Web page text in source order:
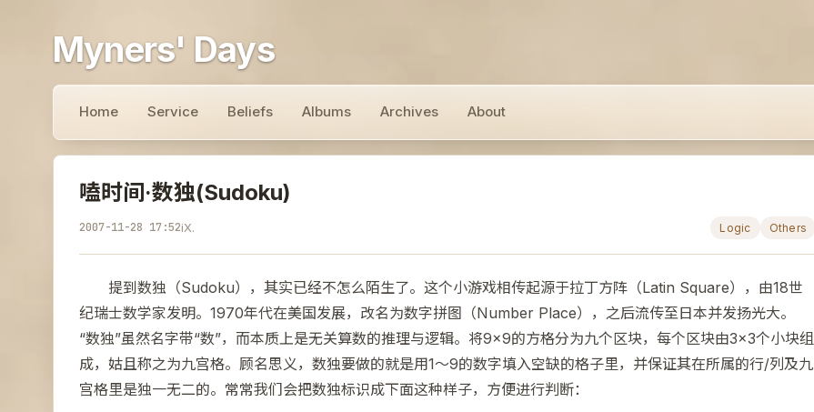
Myners' Days
Home Service Beliefs Albums Archives About
嗑时间·数独(Sudoku)
2007-11-28 17:52iX. Logic Others
提到数独（Sudoku），其实已经不怎么陌生了。这个小游戏相传起源于拉丁方阵（Latin Square），由18世
纪瑞士数学家发明。1970年代在美国发展，改名为数字拼图（Number Place），之后流传至日本并发扬光大。
“数独”虽然名字带“数”，而本质上是无关算数的推理与逻辑。将9×9的方格分为九个区块，每个区块由3×3个小块组
成，姑且称之为九宫格。顾名思义，数独要做的就是用1～9的数字填入空缺的格子里，并保证其在所属的行/列及九
宫格里是独一无二的。常常我们会把数独标识成下面这种样子，方便进行判断：